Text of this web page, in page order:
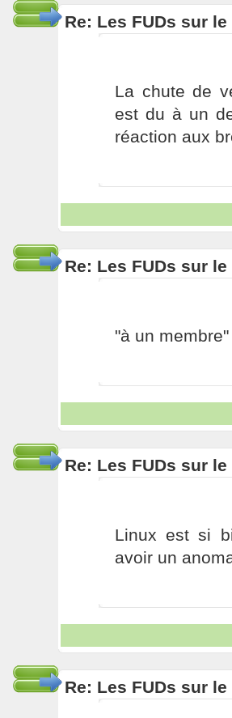
Re: Les FUDs sur
La chute de
est du à un
réaction aux
Re: Les FUDs sur
"à un
Re: Les FUDs sur
Linux est si
avoir un
Re: Les FUDs sur